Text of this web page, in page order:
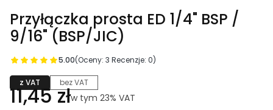
Przyłączka prosta ED 1/4" BSP /
9/16" (BSP/JIC)
5.00(Oceny: 3 Recenzje: 0)
z VAT bez VAT
Cena
11,45 złw tym 23% VAT
w tym 23% VAT